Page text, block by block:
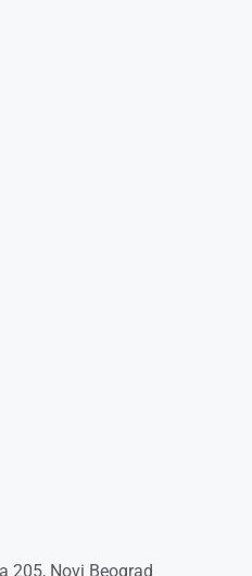
205, Novi Beograd